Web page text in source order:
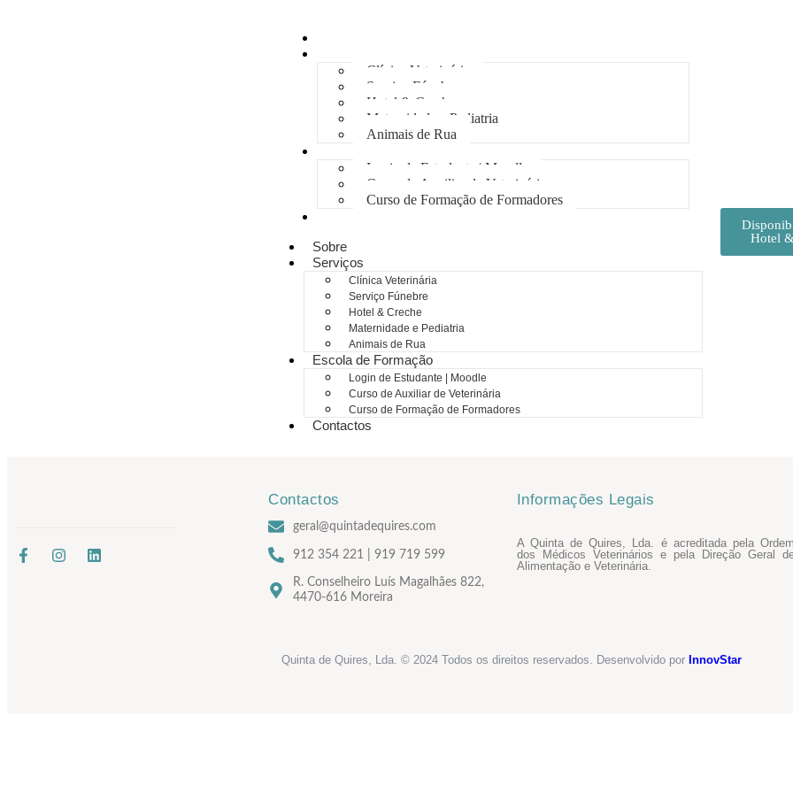
Clínica Veterinária
Serviço Fúnebre
Hotel & Creche
Maternidade e Pediatria
Animais de Rua
Login de Estudante | Moodle
Curso de Auxiliar de Veterinária
Curso de Formação de Formadores
Sobre
Serviços
Clínica Veterinária
Serviço Fúnebre
Hotel & Creche
Maternidade e Pediatria
Animais de Rua
Escola de Formação
Login de Estudante | Moodle
Curso de Auxiliar de Veterinária
Curso de Formação de Formadores
Contactos
Hotel
Contactos
geral@quintadequires.com
912 354 221 | 919 719 599
R. Conselheiro Luís Magalhães 822,
4470-616 Moreira
Informações Legais
A Quinta de Quires, Lda. é acreditada pela Ordem
dos Médicos Veterinários e pela Direção Geral
Alimentação e Veterinária.
Quinta de Quires, Lda. © 2024 Todos os direitos reservados. Desenvolvido por InnovStar